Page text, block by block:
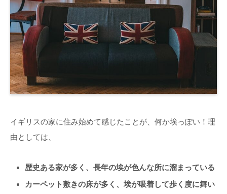
イギリスの家に住み始めて感じたことが、何か埃っぽい！理
由としては、
歴史ある家が多く、長年の埃が色んな所に溜まっている
カーペット敷きの床が多く、埃が吸着して歩く度に舞い